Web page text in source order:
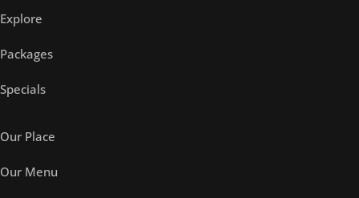
Explore
Packages
Specials
Our Place
Our Menu